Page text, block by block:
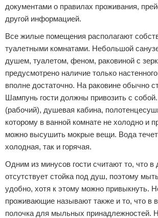
документами о правилах проживания,
другой информацией.
Все жилые помещения располагают
туалетными комнатами. Небольшой
душем, туалетом, феном, раковиной с
предусмотрено наличие только
вполне достаточно. На раковине обычно
Шампунь гости должны привозить с
(рабочий), душевая кабина,
которому в ванной комнате не холодно и
можно высушить мокрые вещи. Вода течет
холодная, так и горячая.
Одним из минусов гости считают то, что в
отсутствует стойка под душ, поэтому
удобно, хотя к этому можно привыкнуть.
проживающие называют также и то, что в
полочка для мыльных принадлежностей.